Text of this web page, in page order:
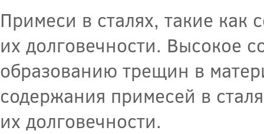
Примеси в сталях, такие как
их долговечности. Высокое
образованию трещин в
содержания примесей в
их долговечности.